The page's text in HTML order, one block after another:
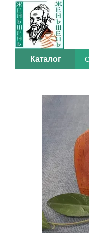
Перейти к основному
Каталог